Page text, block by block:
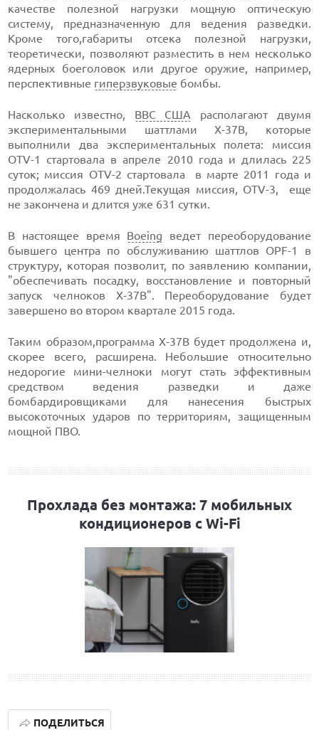
качестве полезной нагрузки мощную оптическую
систему, предназначенную для ведения разведки.
Кроме того,габариты отсека полезной нагрузки,
теоретически, позволяют разместить в нем несколько
ядерных боеголовок или другое оружие, например,
перспективные гиперзвуковые бомбы.
Насколько известно, ВВС США располагают двумя
экспериментальными шаттлами X-37B, которые
выполнили два экспериментальных полета: миссия
OTV-1 стартовала в апреле 2010 года и длилась 225
суток; миссия OTV-2 стартовала в марте 2011 года и
продолжалась 469 дней.Текущая миссия, OTV-3, еще
не закончена и длится уже 631 сутки.
В настоящее время Boeing ведет переоборудование
бывшего центра по обслуживанию шаттлов OPF-1 в
структуру, которая позволит, по заявлению компании,
"обеспечивать посадку, восстановление и повторный
запуск челноков X-37B". Переоборудование будет
завершено во втором квартале 2015 года.
Таким образом,программа X-37B будет продолжена и,
скорее всего, расширена. Небольшие относительно
недорогие мини-челноки могут стать эффективным
средством ведения разведки и даже
бомбардировщиками для нанесения быстрых
высокоточных ударов по территориям, защищенным
мощной ПВО.
Прохлада без монтажа: 7 мобильных
кондиционеров с Wi-Fi
ПОДЕЛИТЬСЯ